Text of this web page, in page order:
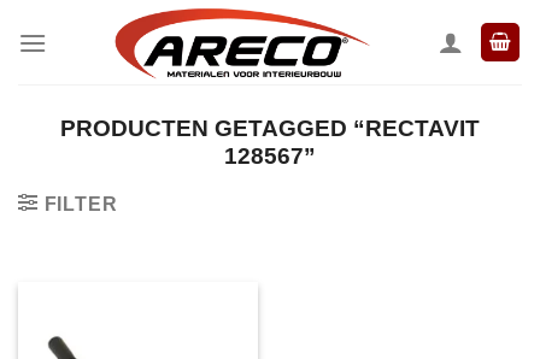
naar
PRODUCTEN GETAGGED “RECTAVIT
128567”
FILTER